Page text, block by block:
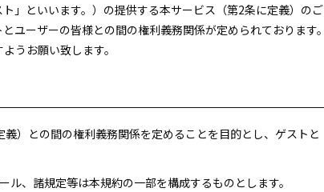
」といいます。）の提供する本サービス（第2条に定義）のご
ユーザーの皆様との間の権利義務関係が定められております。
うお願い致します。
）との間の権利義務関係を定めることを目的とし、ゲストと
、諸規定等は本規約の一部を構成するものとします。